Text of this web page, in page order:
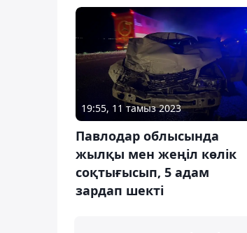
19:55, 11 тамыз 2023
Павлодар облысында
жылқы мен жеңіл көлік
соқтығысып, 5 адам
зардап шекті